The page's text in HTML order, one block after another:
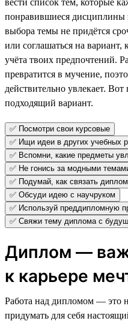
понравившиеся дисциплины
выбора темы не придётся
или соглашаться на
учёта твоих предпочтений.
превратится в мучение,
действительно увлекает.
подходящий вариант.
✅ Посмотри свои курсовые
✅ Ищи идеи в других учебных
✅ Вспомни, какие предметы
✅ Не гонись за модными
✅ Подумай, как связать
✅ Обсуди идею с научруком
✅ Используй преддипломную
✅ Свяжи тему диплома с
Диплом —
к карьере
Работа над дипломом — это
придумать для себя